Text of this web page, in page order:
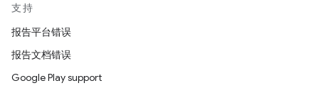
支持
报告平台错误
报告文档错误
Google Play support